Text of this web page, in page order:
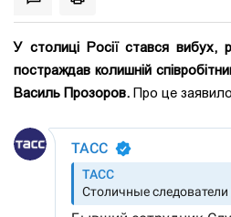
У столиці Росії стався вибух,
постраждав колишній
Василь Прозоров. Про це заявило